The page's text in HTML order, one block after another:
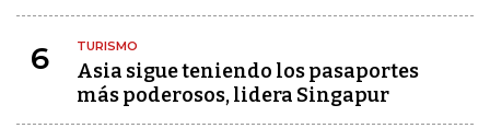
6 TURISMO
Asia sigue teniendo los pasaportes
más poderosos, lidera Singapur